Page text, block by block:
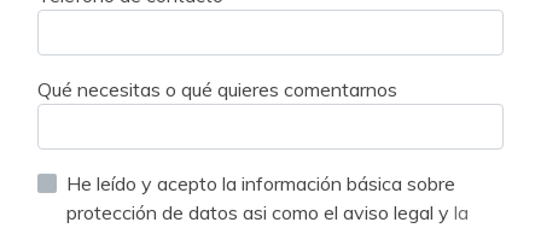
Qué necesitas o qué quieres comentarnos
He leído y acepto la información básica sobre
protección de datos asi como el aviso legal yla